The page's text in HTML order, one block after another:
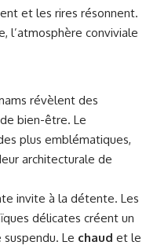
et les rires résonnent.
l’atmosphère conviviale
révèlent des
bien-être. Le
plus emblématiques,
architecturale de
invite à la détente. Les
délicates créent un
Le chaud et le